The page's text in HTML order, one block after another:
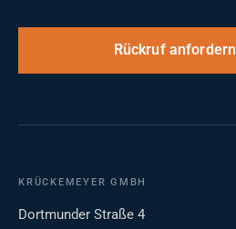
Rückruf anfordern
KRÜCKEMEYER GMBH
Dortmunder Straße 4